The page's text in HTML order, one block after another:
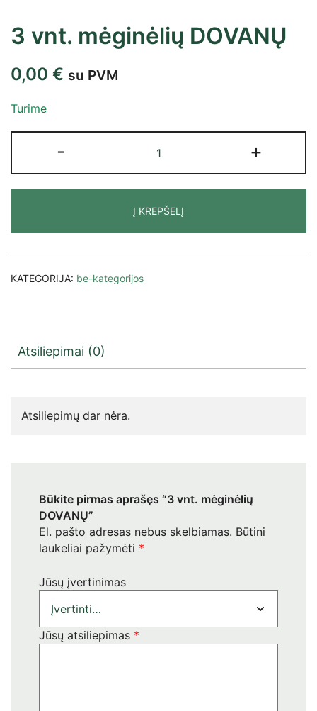
3 vnt. mėginėlių DOVANŲ
0,00 € su PVM
Turime
- +
Į KREPŠELĮ
KATEGORIJA: be-kategorijos
Atsiliepimai (0)
Atsiliepimų dar nėra.
Būkite pirmas aprašęs “3 vnt. mėginėlių
DOVANŲ”
El. pašto adresas nebus skelbiamas. Būtini
laukeliai pažymėti *
Jūsų įvertinimas
Jūsų atsiliepimas *